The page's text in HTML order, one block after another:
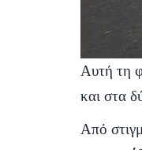
Αυτή τη
και στα
Από